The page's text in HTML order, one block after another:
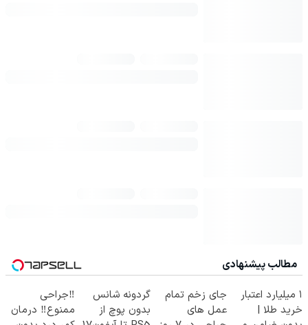
مطالب پیشنهادی
۱ میلیارد اعتبار
خرید طلا |
جای زخم تمام
عمل های
گردونه شانس
بدون پوچ از
‼️جراحی
ممنوع‼️ درمان